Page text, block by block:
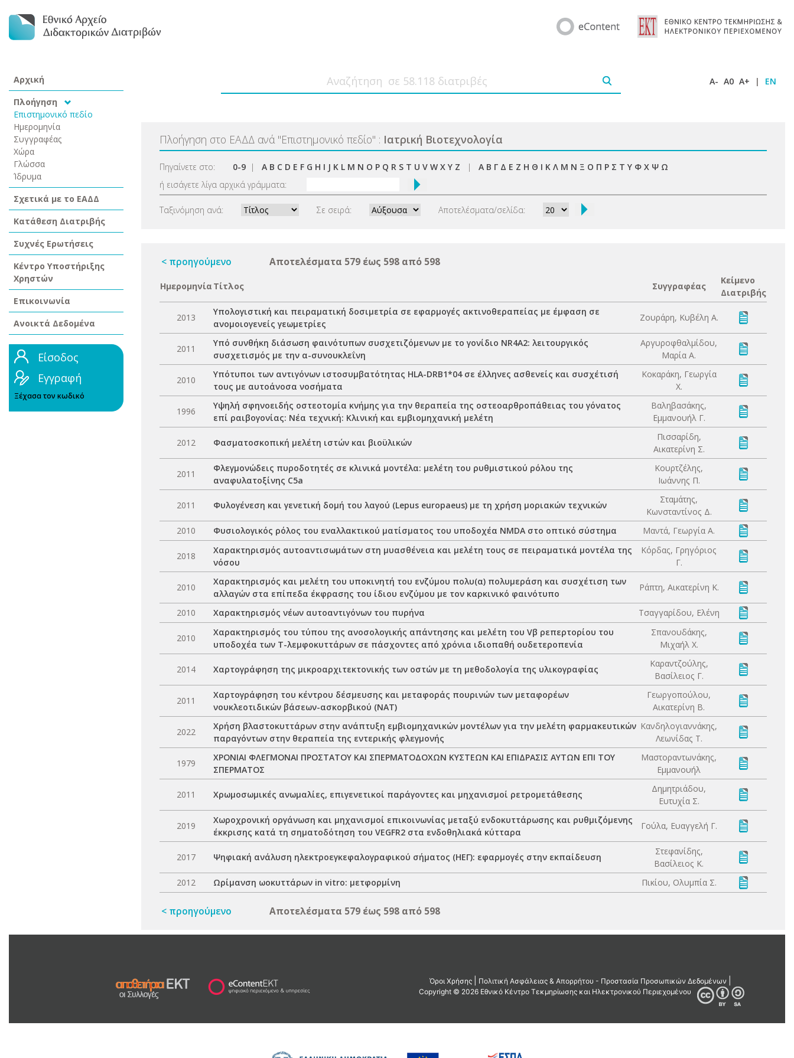
Αρχική
Πλοήγηση
Επιστημονικό πεδίο
Ημερομηνία
Συγγραφέας
Χώρα
Γλώσσα
Ίδρυμα
Σχετικά με το ΕΑΔΔ
Κατάθεση Διατριβής
Συχνές Ερωτήσεις
Κέντρο Υποστήριξης
Χρηστών
Επικοινωνία
Ανοικτά Δεδομένα
Είσοδος
Εγγραφή
Ξέχασα τον κωδικό
A- A0 A+ | EN
Πλοήγηση στο ΕΑΔΔ ανά "Επιστημονικό πεδίο" : Ιατρική Βιοτεχνολογία
Πηγαίνετε στο: 0-9 | A B C D E F G H I J K L M N O P Q R S T U V W X Y Z | Α Β Γ Δ Ε Ζ Η Θ Ι Κ Λ Μ Ν Ξ Ο Π Ρ Σ Τ Υ Φ Χ Ψ Ω
ή εισάγετε λίγα αρχικά γράμματα:
Ταξινόμηση ανά: Σε σειρά: Αποτελέσματα/σελίδα:
< προηγούμενο Αποτελέσματα 579 έως 598 από 598
Ημερομηνία Τίτλος Συγγραφέας
Κείμενο
Διατριβής
2013
Υπολογιστική και πειραματική δοσιμετρία σε εφαρμογές ακτινοθεραπείας με έμφαση σε
ανομοιογενείς γεωμετρίες
Ζουράρη, Κυβέλη Α.
2011
Υπό συνθήκη διάσωση φαινότυπων συσχετιζόμενων με το γονίδιο NR4A2: λειτουργικός
συσχετισμός με την α-συνουκλεΐνη
Αργυροφθαλμίδου,
Μαρία Α.
2010
Υπότυποι των αντιγόνων ιστοσυμβατότητας HLA-DRB1*04 σε έλληνες ασθενείς και συσχέτισή
τους με αυτοάνοσα νοσήματα
Κοκαράκη, Γεωργία
Χ.
1996
Υψηλή σφηνοειδής οστεοτομία κνήμης για την θεραπεία της οστεοαρθροπάθειας του γόνατος
επί ραιβογονίας: Νέα τεχνική: Κλινική και εμβιομηχανική μελέτη
Βαληβασάκης,
Εμμανουήλ Γ.
2012 Φασματοσκοπική μελέτη ιστών και βιοϋλικών
Πισσαρίδη,
Αικατερίνη Σ.
2011
Φλεγμονώδεις πυροδοτητές σε κλινικά μοντέλα: μελέτη του ρυθμιστικού ρόλου της
αναφυλατοξίνης C5a
Κουρτζέλης,
Ιωάννης Π.
2011 Φυλογένεση και γενετική δομή του λαγού (Lepus europaeus) με τη χρήση μοριακών τεχνικών
Σταμάτης,
Κωνσταντίνος Δ.
2010
Φυσιολογικός ρόλος του εναλλακτικού ματίσματος του υποδοχέα NMDA στο οπτικό σύστημα Μαντά, Γεωργία Α.
2018
Χαρακτηρισμός αυτοαντισωμάτων στη μυασθένεια και μελέτη τους σε πειραματικά μοντέλα της
νόσου
Κόρδας, Γρηγόριος
Γ.
2010
Χαρακτηρισμός και μελέτη του υποκινητή του ενζύμου πολυ(α) πολυμεράση και συσχέτιση των
αλλαγών στα επίπεδα έκφρασης του ίδιου ενζύμου με τον καρκινικό φαινότυπο
Ράπτη, Αικατερίνη Κ.
2010 Χαρακτηρισμός νέων αυτοαντιγόνων του πυρήνα Τσαγγαρίδου, Ελένη
2010
Χαρακτηρισμός του τύπου της ανοσολογικής απάντησης και μελέτη του Vβ ρεπερτορίου του
υποδοχέα των Τ-λεμφοκυττάρων σε πάσχοντες από χρόνια ιδιοπαθή ουδετεροπενία
Σπανουδάκης,
Μιχαήλ Χ.
2014 Χαρτογράφηση της μικροαρχιτεκτονικής των οστών με τη μεθοδολογία της υλικογραφίας
Καραντζούλης,
Βασίλειος Γ.
2011
Χαρτογράφηση του κέντρου δέσμευσης και μεταφοράς πουρινών των μεταφορέων
νουκλεοτιδικών βάσεων-ασκορβικού (ΝΑΤ)
Γεωργοπούλου,
Αικατερίνη Β.
2022
Χρήση βλαστοκυττάρων στην ανάπτυξη εμβιομηχανικών μοντέλων για την μελέτη φαρμακευτικών
παραγόντων στην θεραπεία της εντερικής φλεγμονής
Κανδηλογιαννάκης,
Λεωνίδας Τ.
1979
ΧΡΟΝΙΑΙ ΦΛΕΓΜΟΝΑΙ ΠΡΟΣΤΑΤΟΥ ΚΑΙ ΣΠΕΡΜΑΤΟΔΟΧΩΝ ΚΥΣΤΕΩΝ ΚΑΙ ΕΠΙΔΡΑΣΙΣ ΑΥΤΩΝ ΕΠΙ ΤΟΥ
ΣΠΕΡΜΑΤΟΣ
Μαστοραντωνάκης,
Εμμανουήλ
2011 Χρωμοσωμικές ανωμαλίες, επιγενετικοί παράγοντες και μηχανισμοί ρετρομετάθεσης
Δημητριάδου,
Ευτυχία Σ.
2019
Χωροχρονική οργάνωση και μηχανισμοί επικοινωνίας μεταξύ ενδοκυττάρωσης και ρυθμιζόμενης
έκκρισης κατά τη σηματοδότηση του VEGFR2 στα ενδοθηλιακά κύτταρα
Γούλα, Ευαγγελή Γ.
2017 Ψηφιακή ανάλυση ηλεκτροεγκεφαλογραφικού σήματος (ΗΕΓ): εφαρμογές στην εκπαίδευση
Στεφανίδης,
Βασίλειος Κ.
2012
Ωρίμανση ωοκυττάρων in vitro: μετφορμίνη Πικίου, Ολυμπία Σ.
< προηγούμενο Αποτελέσματα 579 έως 598 από 598